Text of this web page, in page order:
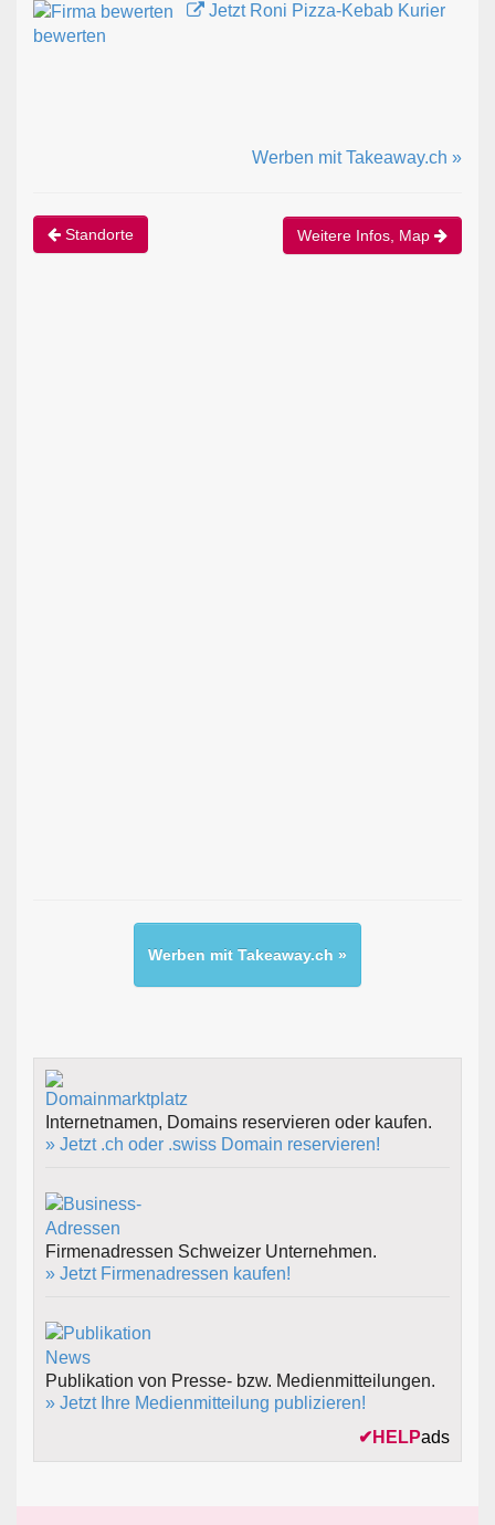
Jetzt Roni Pizza-Kebab Kurier
bewerten
Werben mit Takeaway.ch »
Standorte Weitere Infos, Map
Werben mit Takeaway.ch »
Internetnamen, Domains reservieren oder kaufen.
» Jetzt .ch oder .swiss Domain reservieren!
Firmenadressen Schweizer Unternehmen.
» Jetzt Firmenadressen kaufen!
Publikation von Presse- bzw. Medienmitteilungen.
» Jetzt Ihre Medienmitteilung publizieren!
✔ HELPads